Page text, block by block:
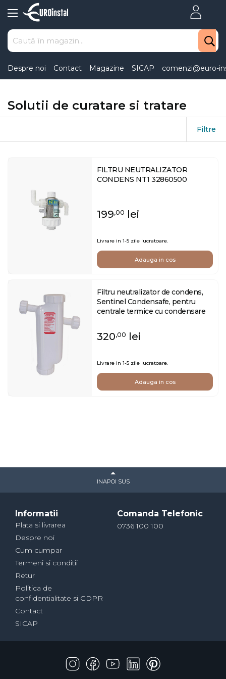
to
Content
Despre noi Contact Magazine SICAP comenzi@euro-
Solutii de curatare si tratare
Filtre
FILTRU NEUTRALIZATOR
CONDENS NT1 32860500
199,00 lei
Livrare in 1-5 zile lucratoare.
Adauga in cos
Filtru neutralizator de condens,
Sentinel Condensafe, pentru
centrale termice cu condensare
320,00 lei
Livrare in 1-5 zile lucratoare.
Adauga in cos
INAPOI SUS
Informatii
Plata si livrarea
Despre noi
Cum cumpar
Termeni si conditii
Retur
Politica de
confidentialitate si GDPR
Contact
SICAP
Comanda Telefonic
0736 100 100